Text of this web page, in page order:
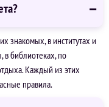
знакомых, в институтах и
в библиотеках, по
Каждый из этих
правила.